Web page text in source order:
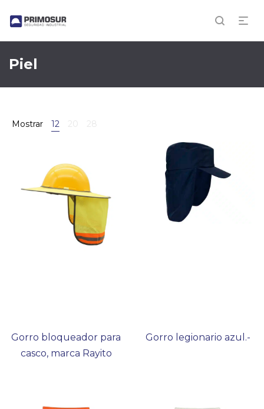
Piel
Mostrar 12 20 28
Gorro bloqueador para
casco, marca Rayito
Gorro legionario azul.-